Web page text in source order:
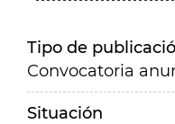
Tipo de
Convocatoria
Situación